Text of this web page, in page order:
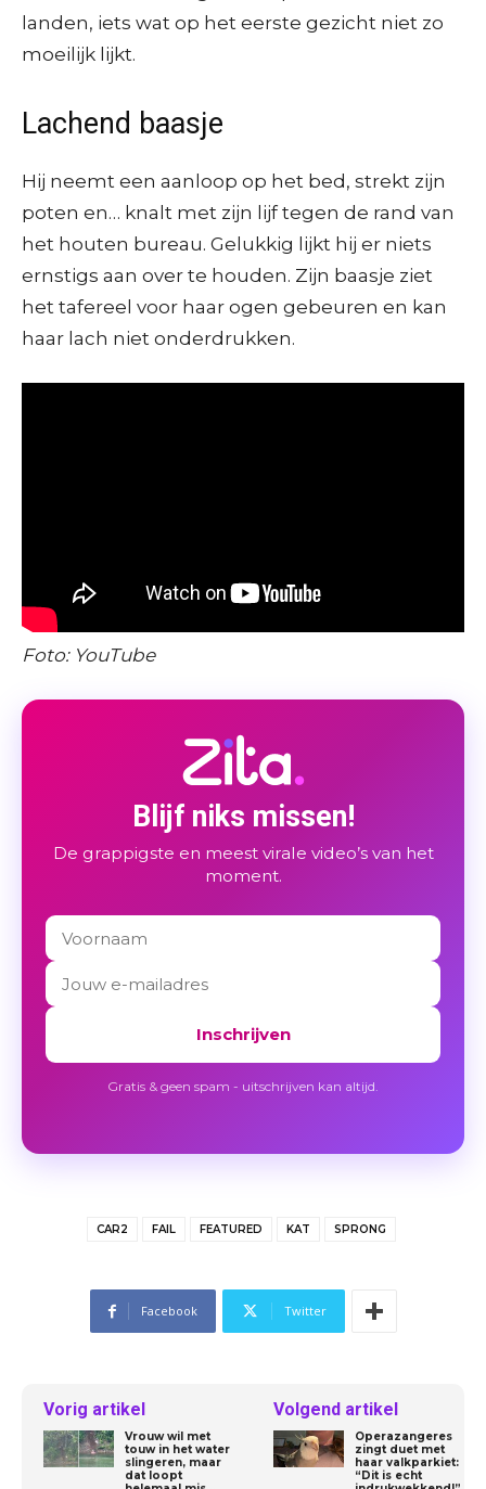
landen, iets wat op het eerste gezicht niet zo
moeilijk lijkt.
Lachend baasje
Hij neemt een aanloop op het bed, strekt zijn
poten en… knalt met zijn lijf tegen de rand van
het houten bureau. Gelukkig lijkt hij er niets
ernstigs aan over te houden. Zijn baasje ziet
het tafereel voor haar ogen gebeuren en kan
haar lach niet onderdrukken.
Foto: YouTube
Blijf niks missen!
De grappigste en meest virale video’s van het
moment.
Inschrijven
Gratis & geen spam - uitschrijven kan altijd.
CAR2 FAIL FEATURED KAT SPRONG
Facebook Twitter
Vorig artikel
Vrouw wil met
touw in het water
slingeren, maar
dat loopt
Volgend artikel
Operazangeres
zingt duet met
haar valkparkiet:
“Dit is echt